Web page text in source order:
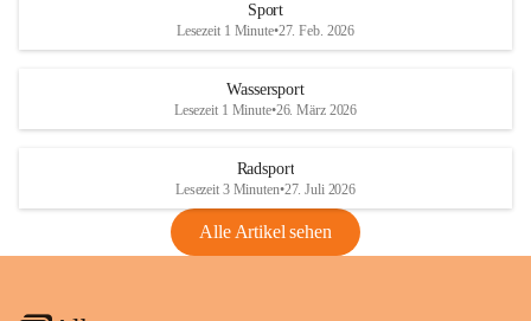
Rebe und der Amerikanischen
Anhang VBl. EU Nr. 18
1 Seite•1,4 MB
VBl. EU Nr. 18_2026
Sport
Lesezeit 1 Minute•27. Feb. 2026
Wassersport
Lesezeit 1 Minute•26. März 2026
Radsport
Lesezeit 3 Minuten•27. Juli 2026
Alle Artikel sehen